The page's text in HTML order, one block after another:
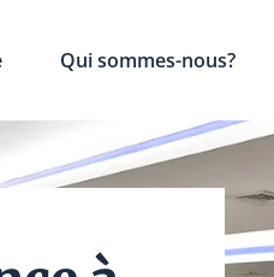
Qui sommes-nous?